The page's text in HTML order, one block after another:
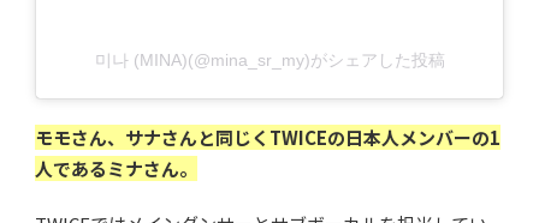
미나 (MINA)(@mina_sr_my)がシェアした投稿
モモさん、サナさんと同じくTWICEの日本人メンバーの1
人であるミナさん。